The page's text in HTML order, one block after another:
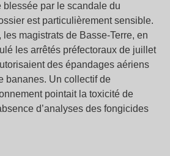
blessée par le scandale du
est particulièrement sensible.
les magistrats de Basse-Terre, en
les arrêtés préfectoraux de juillet
des épandages aériens
bananes. Un collectif de
pointait la toxicité de
d’analyses des fongicides